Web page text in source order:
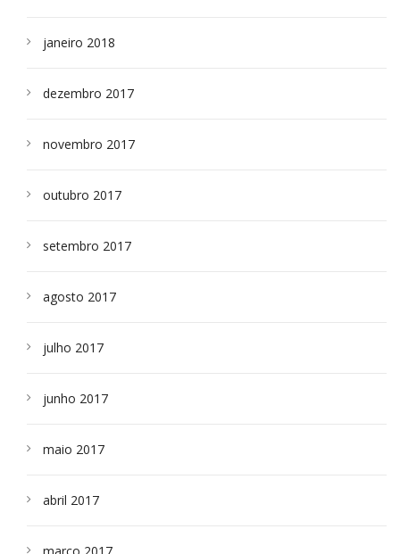
janeiro 2018
dezembro 2017
novembro 2017
outubro 2017
setembro 2017
agosto 2017
julho 2017
junho 2017
maio 2017
abril 2017